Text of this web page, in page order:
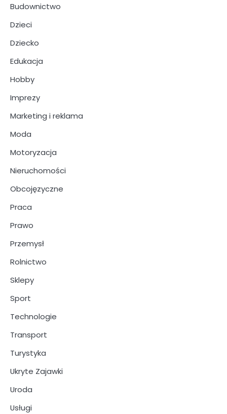
Budownictwo
Dzieci
Dziecko
Edukacja
Hobby
Imprezy
Marketing i reklama
Moda
Motoryzacja
Nieruchomości
Obcojęzyczne
Praca
Prawo
Przemysł
Rolnictwo
Sklepy
Sport
Technologie
Transport
Turystyka
Ukryte Zajawki
Uroda
Usługi